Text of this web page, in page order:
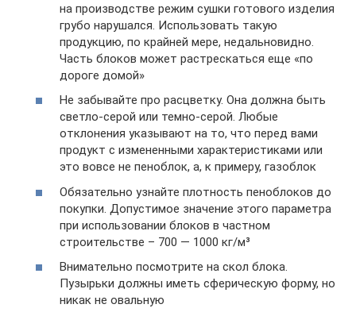
на производстве режим сушки готового изделия
грубо нарушался. Использовать такую
продукцию, по крайней мере, недальновидно.
Часть блоков может растрескаться еще «по
дороге домой»
Не забывайте про расцветку. Она должна быть
светло-серой или темно-серой. Любые
отклонения указывают на то, что перед вами
продукт с измененными характеристиками или
это вовсе не пеноблок, а, к примеру, газоблок
Обязательно узнайте плотность пеноблоков до
покупки. Допустимое значение этого параметра
при использовании блоков в частном
строительстве – 700 — 1000 кг/м³
Внимательно посмотрите на скол блока.
Пузырьки должны иметь сферическую форму, но
никак не овальную